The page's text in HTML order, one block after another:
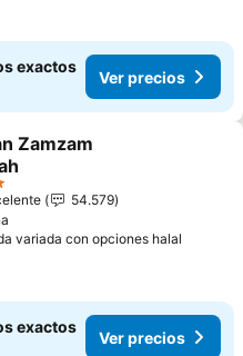
exactos
Ver precios
a favoritos
Zamzam
54.579
variada con opciones halal
exactos
Ver precios